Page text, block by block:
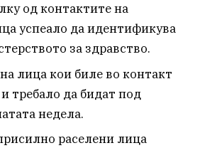
од контактите на
успеало да идентификува
за здравство.
на лица кои биле во контакт
требало да бидат под
недела.
раселени лица